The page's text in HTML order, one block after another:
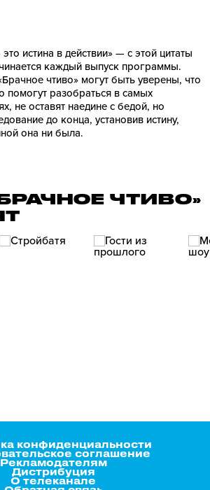
истина в действии» — с этой цитаты
каждый выпуск программы.
чтиво» могут быть уверены, что
помогут разобраться в самых
не оставят наедине с бедой, но
до конца, установив истину,
она ни была.
ЧТИВО»
конфиденциальности
соглашение
Рекламодателям
Дистрибуция
О телеканале